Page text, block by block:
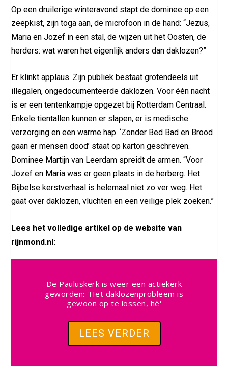
Op een druilerige winteravond stapt de dominee op een
zeepkist, zijn toga aan, de microfoon in de hand: “Jezus,
Maria en Jozef in een stal, de wijzen uit het Oosten, de
herders: wat waren het eigenlijk anders dan daklozen?”
Er klinkt applaus. Zijn publiek bestaat grotendeels uit
illegalen, ongedocumenteerde daklozen. Voor één nacht
is er een tentenkampje opgezet bij Rotterdam Centraal.
Enkele tientallen kunnen er slapen, er is medische
verzorging en een warme hap. ‘Zonder Bed Bad en Brood
gaan er mensen dood’ staat op karton geschreven.
Dominee Martijn van Leerdam spreidt de armen. “Voor
Jozef en Maria was er geen plaats in de herberg. Het
Bijbelse kerstverhaal is helemaal niet zo ver weg. Het
gaat over daklozen, vluchten en een veilige plek zoeken.”
Lees het volledige artikel op de website van
rijnmond.nl:
De Pauluskerk is weer een actiekerk
geworden: 'Het daklozenprobleem is
gewoon op te lossen, hè'
LEES VERDER